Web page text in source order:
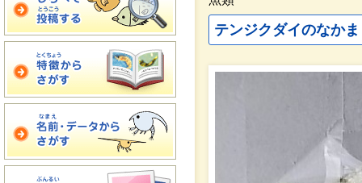
テンジクダイのなかま